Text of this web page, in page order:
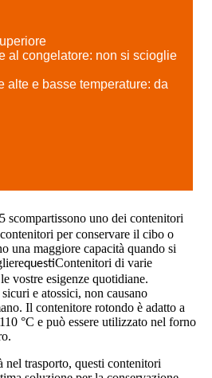
al congelatore: non si scioglie
alte e basse temperature: da
scompartissono uno dei contenitori
per conservare il cibo o
una maggiore capacità quando si
questiContenitori di varie
vostre esigenze quotidiane.
e atossici, non causano
Il contenitore rotondo è adatto a
°C e può essere utilizzato nel forno
trasporto, questi contenitori